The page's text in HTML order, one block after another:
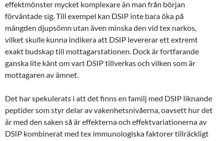
effektmönster mycket komplexare än man från början
förväntade sig. Till exempel kan DSIP inte bara öka på
mängden djupsömn utan även minska den vid tex narkos,
vilket skulle kunna indikera att DSIP levererar ett extremt
exakt budskap till mottagarstationen. Dock är fortfarande
ganska lite känt om vart DSIP tillverkas och vilken som är
mottagaren av ämnet.
Det har spekulerats i att det finns en familj med DSIP liknande
peptider som styr delar av vakenhetsnivåerna, oavsett hur det
är med den saken så är effekterna och effektvariationerna av
DSIP kombinerat med tex immunologiska faktorer tillräckligt